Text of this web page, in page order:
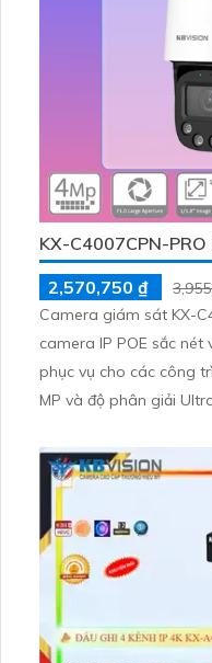
KX-C4007CPN-PRO
2,570,750 ₫
Camera giám sát KX-
camera IP POE sắc
phục vụ cho các công trình. Với chất lượng hình
MP và độ phân giải
POE camera có khả
tố gây báo động giả khác